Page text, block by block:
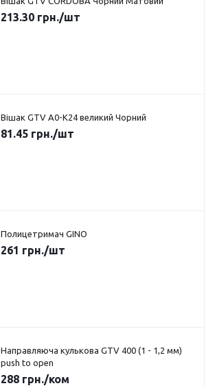
213.30 грн./шт
Вішак GTV A0-K24 великий Чорний
81.45 грн./шт
Полицетримач GINO
261 грн./шт
Направляюча кулькова GTV 400 (1 - 1,2 мм)
push to open
288 грн./ком